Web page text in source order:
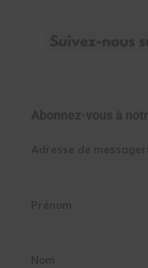
Abonnez-vous à
Adresse de
Prénom
Nom